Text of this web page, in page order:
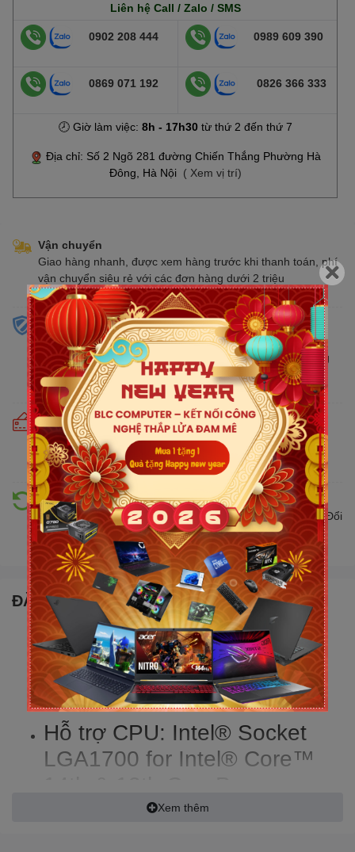
Liên hệ Call / Zalo / SMS
0902 208 444 0989 609 390
0869 071 192 0826 366 333
🕗 Giờ làm việc: 8h - 17h30từ thứ 2 đến thứ 7
Địa chỉ: Số 2 Ngõ 281 đường Chiến Thắng Phường Hà
Đông, Hà Nội ( Xem vị trí)
Vận chuyển
Giao hàng nhanh, được xem hàng trước khi thanh toán, phí
vận chuyển siêu rẻ với các đơn hàng dưới 2 triệu
Sản phẩm chính hãng
Cam kết bán hàng chính hãng phân phối tại Việt Nam,
chúng tôi tự hào là đại lý chính thức của tất cả các thương
hiệu kinh doanh sản phẩm CNTT trên thị trường
Cam kết giá tốt
Giá tốt hơn từ 10% - 30% so với thị trường. Liên tục cập
nhật giá mới nhất, cạnh tranh
Hỗ trợ đổi trả
Đổi trả hàng lên đến 30 ngày nếu có lỗi do nhà sản xuất. Đổi
trả hàng không cần lý do với mức phí ưu đãi
ĐẶC ĐIỂM NỔI BẬT
Chipset: Intel Z790
Socket: Intel LGA 1700
Kích thước Main: ATX
Hỗ trợ CPU: Intel® Socket
LGA1700 for Intel® Core™
Intel® Core™ 12th Gen,
Xem thêm